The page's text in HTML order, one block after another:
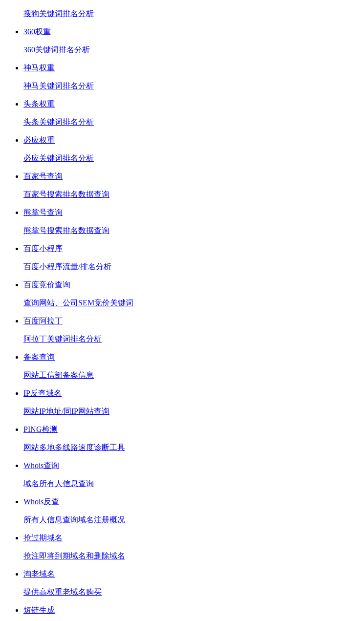
搜狗关键词排名分析
360权重
360关键词排名分析
神马权重
神马关键词排名分析
头条权重
头条关键词排名分析
必应权重
必应关键词排名分析
百家号查询
百家号搜索排名数据查询
熊掌号查询
熊掌号搜索排名数据查询
百度小程序
百度小程序流量/排名分析
百度竞价查询
查询网站、公司SEM竞价关键词
百度阿拉丁
阿拉丁关键词排名分析
备案查询
网站工信部备案信息
IP反查域名
网站IP地址/同IP网站查询
PING检测
网站多地多线路速度诊断工具
Whois查询
域名所有人信息查询
Whois反查
所有人信息查询域名注册概况
抢过期域名
抢注即将到期域名和删除域名
淘老域名
提供高权重老域名购买
短链生成